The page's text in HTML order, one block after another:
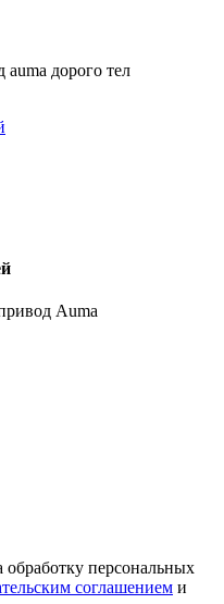
дорого тел
Auma
персональных
соглашением и